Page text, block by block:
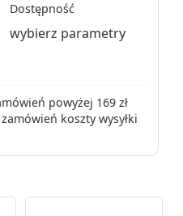
Dostępność
wybierz parametry
powyżej 169 zł
koszty wysyłki